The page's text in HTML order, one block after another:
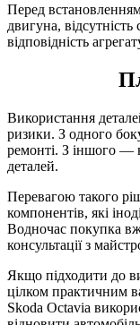
Перед
двигуна,
відповідність
Використання
ризики. З одного
ремонті. З іншого —
деталей.
Перевагою такого
компонентів, які
Водночас покупка
консультації з
Якщо підходити до
цілком практичним
Skoda Octavia